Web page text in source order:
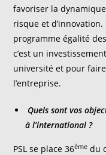
favoriser la
risque et
programme égalité
c’est un
université et pour
l’entreprise.
Quels sont vos
à l’international ?
PSL se place 36ème du